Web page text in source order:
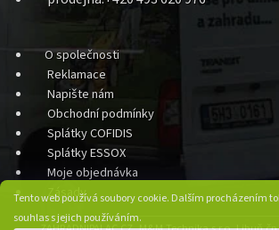
Tento web používá soubory cookie. Dalším procházením
souhlas s jejich používáním.
O společnosti
Reklamace
Napište nám
Obchodní podmínky
Splátky COFIDIS
Splátky ESSOX
Moje objednávka
Zásady